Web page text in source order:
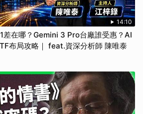
14:10
在哪？Gemini 3 Pro台廠誰受惠？AI
布局攻略｜ feat.資深分析師 陳唯泰